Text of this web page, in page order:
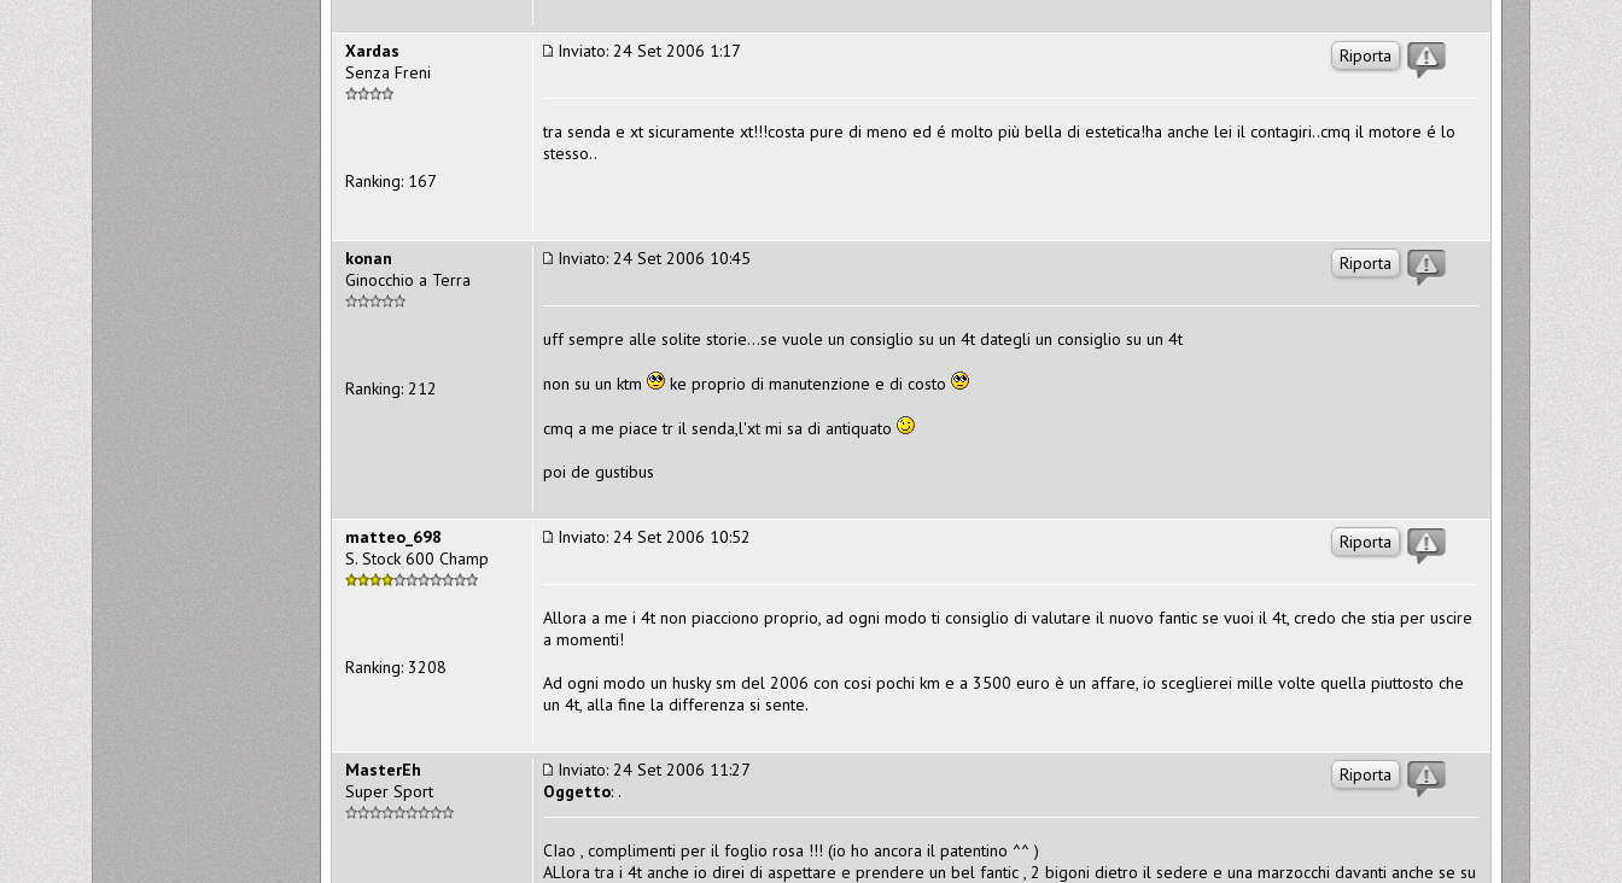
Riporta
Inviato: 24 Set 2006 1:17
tra senda e xt sicuramente xt!!!costa pure di meno ed é molto più bella di estetica!ha anche lei il contagiri..cmq il motore é lo
stesso..
Xardas
Senza Freni
Ranking: 167
Riporta
Inviato: 24 Set 2006 10:45
uff sempre alle solite storie...se vuole un consiglio su un 4t dategli un consiglio su un 4t
non su un ktm ke proprio di manutenzione e di costo
cmq a me piace tr il senda,l'xt mi sa di antiquato
poi de gustibus
konan
Ginocchio a Terra
Ranking: 212
Riporta
Inviato: 24 Set 2006 10:52
Allora a me i 4t non piacciono proprio, ad ogni modo ti consiglio di valutare il nuovo fantic se vuoi il 4t, credo che stia per uscire
a momenti!
Ad ogni modo un husky sm del 2006 con cosi pochi km e a 3500 euro è un affare, io sceglierei mille volte quella piuttosto che
un 4t, alla fine la differenza si sente.
matteo_698
S. Stock 600 Champ
Ranking: 3208
Riporta
Inviato: 24 Set 2006 11:27
Oggetto: .
CIao , complimenti per il foglio rosa !!! (io ho ancora il patentino ^^ )
ALlora tra i 4t anche io direi di aspettare e prendere un bel fantic , 2 bigoni dietro il sedere e una marzocchi davanti anche se su
MasterEh
Super Sport